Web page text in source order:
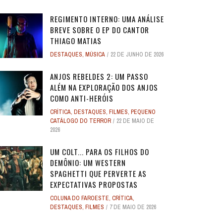
SUPERMAN
17 DE JULHO DE 2025
ANJOS REBELDES: UM EXPERIMENTO
SINGULAR DO CINEMA DE HORROR
DOS ANOS 1990, ...
28 DE ABRIL DE 2026 3
ANJOS REBELDES: UM EXPERIMENTO
SINGULAR DO CINEMA DE HORROR
DOS ANOS 1990, ...
28 DE ABRIL DE 2026 3
VERÃO PASSADO: UMA SÉRIE JUVENIL
...
4 DE JULHO DE 2025 32
MENINO LOBO
31 DE AGOSTO DE 2016
REGIMENTO INTERNO: UMA ANÁLISE
BREVE SOBRE O EP DO CANTOR
THIAGO MATIAS
DESTAQUES, MÚSICA 22 DE JUNHO DE 2026
ANJOS REBELDES 2: UM PASSO
ALÉM NA EXPLORAÇÃO DOS ANJOS
COMO ANTI-HERÓIS
CRÍTICA, DESTAQUES, FILMES, PEQUENO
CATÁLOGO DO TERROR
22 DE MAIO DE
2026
UM COLT... PARA OS FILHOS DO
DEMÔNIO: UM WESTERN
SPAGHETTI QUE PERVERTE AS
EXPECTATIVAS PROPOSTAS
COLUNA DO FAROESTE, CRÍTICA,
DESTAQUES, FILMES 7 DE MAIO DE 2026